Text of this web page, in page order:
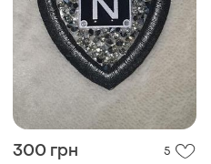
300 грн 5